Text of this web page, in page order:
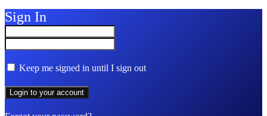
Sign In
Keep me signed in until I sign out